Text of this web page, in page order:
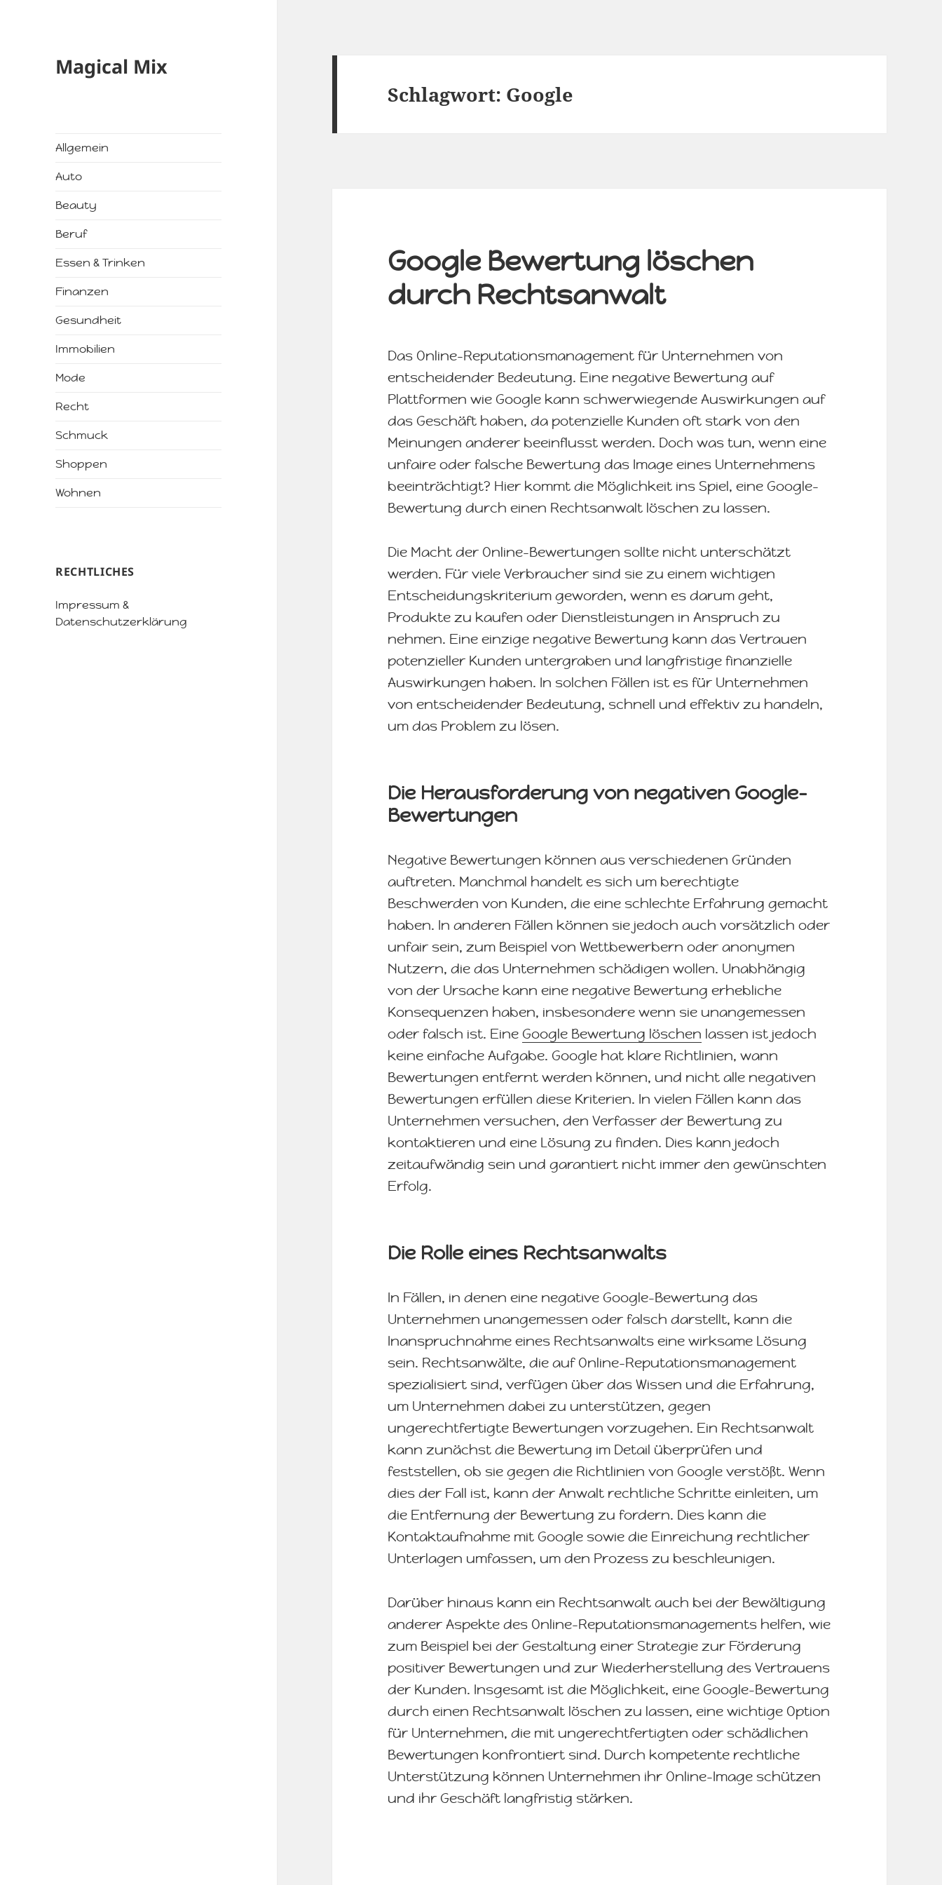
Magical Mix
Allgemein
Auto
Beauty
Beruf
Essen & Trinken
Finanzen
Gesundheit
Immobilien
Mode
Recht
Schmuck
Shoppen
Wohnen
RECHTLICHES
Impressum &
Datenschutzerklärung
Schlagwort: Google
Google Bewertung löschen
durch Rechtsanwalt
Das Online-Reputationsmanagement für Unternehmen von
entscheidender Bedeutung. Eine negative Bewertung auf
Plattformen wie Google kann schwerwiegende Auswirkungen auf
das Geschäft haben, da potenzielle Kunden oft stark von den
Meinungen anderer beeinflusst werden. Doch was tun, wenn eine
unfaire oder falsche Bewertung das Image eines Unternehmens
beeinträchtigt? Hier kommt die Möglichkeit ins Spiel, eine Google-
Bewertung durch einen Rechtsanwalt löschen zu lassen.
Die Macht der Online-Bewertungen sollte nicht unterschätzt
werden. Für viele Verbraucher sind sie zu einem wichtigen
Entscheidungskriterium geworden, wenn es darum geht,
Produkte zu kaufen oder Dienstleistungen in Anspruch zu
nehmen. Eine einzige negative Bewertung kann das Vertrauen
potenzieller Kunden untergraben und langfristige finanzielle
Auswirkungen haben. In solchen Fällen ist es für Unternehmen
von entscheidender Bedeutung, schnell und effektiv zu handeln,
um das Problem zu lösen.
Die Herausforderung von negativen Google-
Bewertungen
Negative Bewertungen können aus verschiedenen Gründen
auftreten. Manchmal handelt es sich um berechtigte
Beschwerden von Kunden, die eine schlechte Erfahrung gemacht
haben. In anderen Fällen können sie jedoch auch vorsätzlich oder
unfair sein, zum Beispiel von Wettbewerbern oder anonymen
Nutzern, die das Unternehmen schädigen wollen. Unabhängig
von der Ursache kann eine negative Bewertung erhebliche
Konsequenzen haben, insbesondere wenn sie unangemessen
oder falsch ist. Eine Google Bewertung löschen lassen ist jedoch
keine einfache Aufgabe. Google hat klare Richtlinien, wann
Bewertungen entfernt werden können, und nicht alle negativen
Bewertungen erfüllen diese Kriterien. In vielen Fällen kann das
Unternehmen versuchen, den Verfasser der Bewertung zu
kontaktieren und eine Lösung zu finden. Dies kann jedoch
zeitaufwändig sein und garantiert nicht immer den gewünschten
Erfolg.
Die Rolle eines Rechtsanwalts
In Fällen, in denen eine negative Google-Bewertung das
Unternehmen unangemessen oder falsch darstellt, kann die
Inanspruchnahme eines Rechtsanwalts eine wirksame Lösung
sein. Rechtsanwälte, die auf Online-Reputationsmanagement
spezialisiert sind, verfügen über das Wissen und die Erfahrung,
um Unternehmen dabei zu unterstützen, gegen
ungerechtfertigte Bewertungen vorzugehen. Ein Rechtsanwalt
kann zunächst die Bewertung im Detail überprüfen und
feststellen, ob sie gegen die Richtlinien von Google verstößt. Wenn
dies der Fall ist, kann der Anwalt rechtliche Schritte einleiten, um
die Entfernung der Bewertung zu fordern. Dies kann die
Kontaktaufnahme mit Google sowie die Einreichung rechtlicher
Unterlagen umfassen, um den Prozess zu beschleunigen.
Darüber hinaus kann ein Rechtsanwalt auch bei der Bewältigung
anderer Aspekte des Online-Reputationsmanagements helfen, wie
zum Beispiel bei der Gestaltung einer Strategie zur Förderung
positiver Bewertungen und zur Wiederherstellung des Vertrauens
der Kunden. Insgesamt ist die Möglichkeit, eine Google-Bewertung
durch einen Rechtsanwalt löschen zu lassen, eine wichtige Option
für Unternehmen, die mit ungerechtfertigten oder schädlichen
Bewertungen konfrontiert sind. Durch kompetente rechtliche
Unterstützung können Unternehmen ihr Online-Image schützen
und ihr Geschäft langfristig stärken.